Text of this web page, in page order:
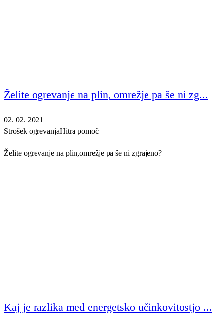
Želite ogrevanje na plin, omrežje pa še ni zg...
02. 02. 2021
Strošek ogrevanjaHitra pomoč
Želite ogrevanje na plin,omrežje pa še ni zgrajeno?
Kaj je razlika med energetsko učinkovitostjo ...